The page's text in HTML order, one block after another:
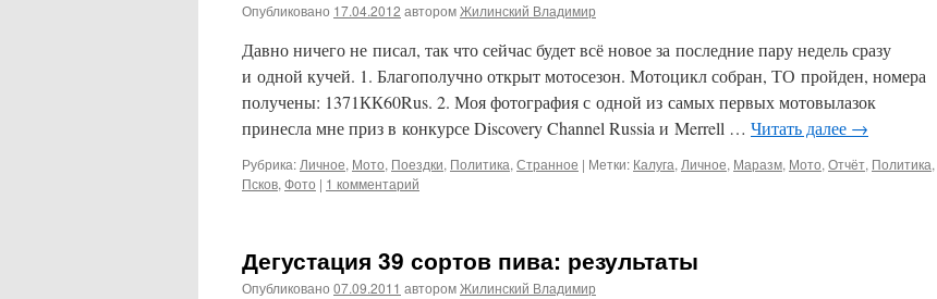
Опубликовано 17.04.2012 авторомЖилинский Владимир
Давно ничего не писал, так что сейчас будет всё новое за последние пару недель сразу
и одной кучей. 1. Благополучно открыт мотосезон. Мотоцикл собран, ТО пройден, номера
получены: 1371КК60Rus. 2. Моя фотография с одной из самых первых мотовылазок
принесла мне приз в конкурсе Discovery Channel Russia и Merrell … Читать далее →
Рубрика: Личное, Мото, Поездки, Политика, Странное | Метки: Калуга, Личное, Маразм, Мото, Отчёт, Политика,
Псков, Фото | 1 комментарий
Дегустация 39 сортов пива: результаты
Опубликовано 07.09.2011 авторомЖилинский Владимир